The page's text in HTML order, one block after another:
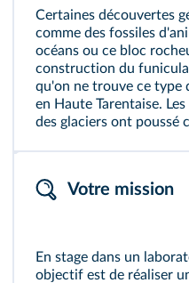
Certaines découvertes
comme des fossiles
océans ou ce bloc
construction du
qu'on ne trouve ce type
en Haute Tarentaise.
des glaciers ont poussé
Votre mission
En stage dans un
objectif est de réaliser